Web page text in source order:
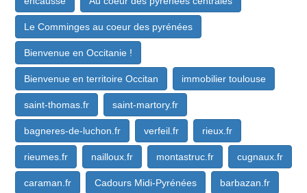
Le Comminges au coeur des pyrénées
Bienvenue en Occitanie !
Bienvenue en territoire Occitan immobilier toulouse
saint-thomas.fr saint-martory.fr
bagneres-de-luchon.fr verfeil.fr rieux.fr
rieumes.fr nailloux.fr montastruc.fr cugnaux.fr
caraman.fr Cadours Midi-Pyrénées barbazan.fr